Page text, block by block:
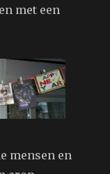
met een
mensen en